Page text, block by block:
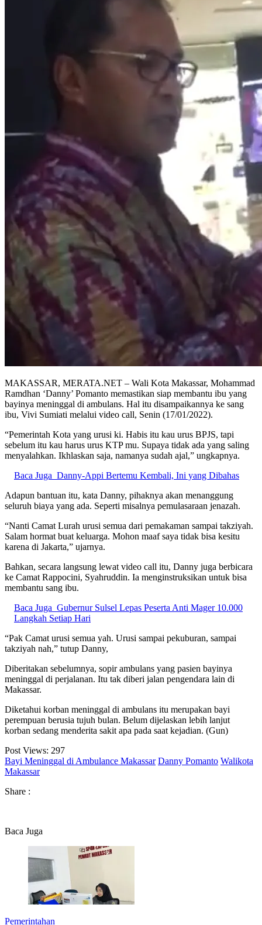
MAKASSAR, MERATA.NET – Wali Kota Makassar, Mohammad
Ramdhan ‘Danny’ Pomanto memastikan siap membantu ibu yang
bayinya meninggal di ambulans. Hal itu disampaikannya ke sang
ibu, Vivi Sumiati melalui video call, Senin (17/01/2022).
“Pemerintah Kota yang urusi ki. Habis itu kau urus BPJS, tapi
sebelum itu kau harus urus KTP mu. Supaya tidak ada yang saling
menyalahkan. Ikhlaskan saja, namanya sudah ajal,” ungkapnya.
Baca Juga Danny-Appi Bertemu Kembali, Ini yang Dibahas
Adapun bantuan itu, kata Danny, pihaknya akan menanggung
seluruh biaya yang ada. Seperti misalnya pemulasaraan jenazah.
“Nanti Camat Lurah urusi semua dari pemakaman sampai takziyah.
Salam hormat buat keluarga. Mohon maaf saya tidak bisa kesitu
karena di Jakarta,” ujarnya.
Bahkan, secara langsung lewat video call itu, Danny juga berbicara
ke Camat Rappocini, Syahruddin. Ia menginstruksikan untuk bisa
membantu sang ibu.
Baca Juga Gubernur Sulsel Lepas Peserta Anti Mager 10.000
Langkah Setiap Hari
“Pak Camat urusi semua yah. Urusi sampai pekuburan, sampai
takziyah nah,” tutup Danny,
Diberitakan sebelumnya, sopir ambulans yang pasien bayinya
meninggal di perjalanan. Itu tak diberi jalan pengendara lain di
Makassar.
Diketahui korban meninggal di ambulans itu merupakan bayi
perempuan berusia tujuh bulan. Belum dijelaskan lebih lanjut
korban sedang menderita sakit apa pada saat kejadian. (Gun)
Post Views: 297
Bayi Meninggal di Ambulance Makassar Danny Pomanto Walikota
Makassar
Share :
Baca Juga
Pemerintahan